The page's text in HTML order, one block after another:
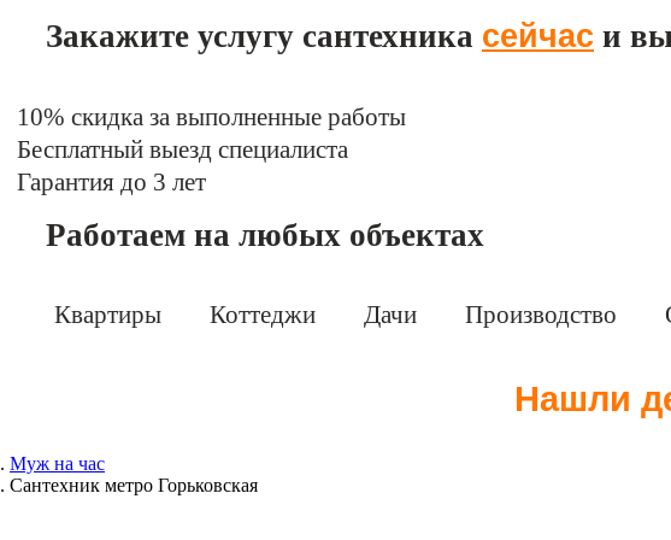
Закажите услугу сантехника сейчас и
10% скидка за выполненные работы
Бесплатный выезд специалиста
Гарантия до 3 лет
Работаем на любых объектах
Квартиры Коттеджи Дачи Производство
Нашли
Муж на час
Сантехник метро Горьковская